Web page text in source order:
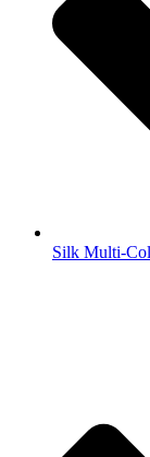
Silk Multi-